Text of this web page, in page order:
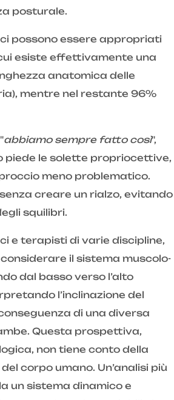
posturale.
possono essere appropriati
esiste effettivamente una
anatomica delle
mentre nel restante 96%
abbiamo sempre fatto così",
piede le solette propriocettive,
meno problematico.
creare un rialzo, evitando
squilibri.
e terapisti di varie discipline,
il sistema muscolo-
dal basso verso l’alto
l’inclinazione del
di una diversa
Questa prospettiva,
non tiene conto della
corpo umano. Un’analisi più
un sistema dinamico e